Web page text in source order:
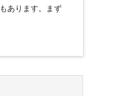
あります。まず